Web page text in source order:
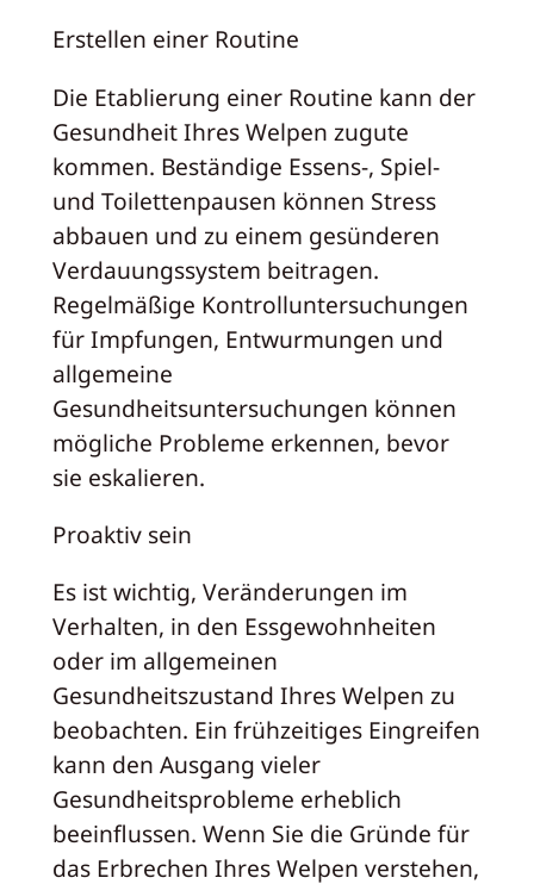
Erstellen einer Routine
Die Etablierung einer Routine kann der
Gesundheit Ihres Welpen zugute
kommen. Beständige Essens-, Spiel-
und Toilettenpausen können Stress
abbauen und zu einem gesünderen
Verdauungssystem beitragen.
Regelmäßige Kontrolluntersuchungen
für Impfungen, Entwurmungen und
allgemeine
Gesundheitsuntersuchungen können
mögliche Probleme erkennen, bevor
sie eskalieren.
Proaktiv sein
Es ist wichtig, Veränderungen im
Verhalten, in den Essgewohnheiten
oder im allgemeinen
Gesundheitszustand Ihres Welpen zu
beobachten. Ein frühzeitiges Eingreifen
kann den Ausgang vieler
Gesundheitsprobleme erheblich
beeinflussen. Wenn Sie die Gründe für
das Erbrechen Ihres Welpen verstehen,